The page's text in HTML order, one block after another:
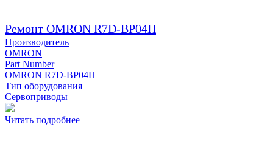
Ремонт OMRON R7D-BP04H
Производитель
OMRON
Part Number
OMRON R7D-BP04H
Тип оборудования
Сервоприводы
Читать подробнее